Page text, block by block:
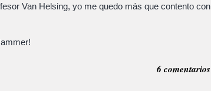
Van Helsing, yo me quedo más que contento con
6 comentarios